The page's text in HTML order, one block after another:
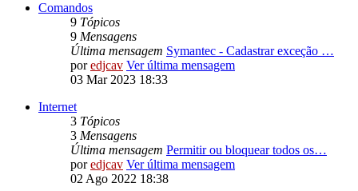
Comandos
9 Tópicos
9 Mensagens
Última mensagem Symantec - Cadastrar exceção …
poredjcav Ver última mensagem
03 Mar 2023 18:33
Internet
3 Tópicos
3 Mensagens
Última mensagem Permitir ou bloquear todos os…
poredjcav Ver última mensagem
02 Ago 2022 18:38